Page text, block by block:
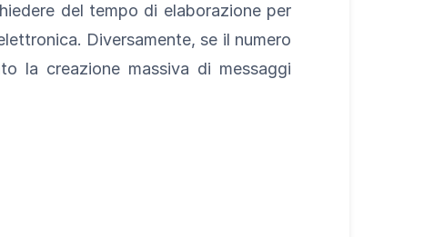
del tempo di elaborazione per
Diversamente, se il numero
la creazione massiva di messaggi